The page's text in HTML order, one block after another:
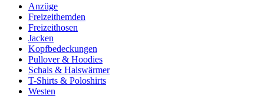
Anzüge
Freizeithemden
Freizeithosen
Jacken
Kopfbedeckungen
Pullover & Hoodies
Schals & Halswärmer
T-Shirts & Poloshirts
Westen